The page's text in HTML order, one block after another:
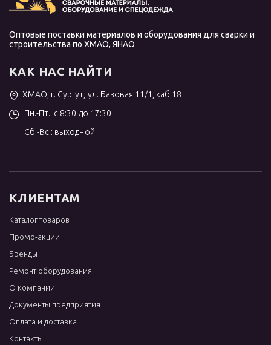
Оптовые поставки материалов и оборудования для сварки и
строительства по ХМАО, ЯНАО
КАК НАС НАЙТИ
ХМАО, г. Сургут, ул. Базовая 11/1, каб.18
Пн.-Пт.: с 8:30 до 17:30
Сб.-Вс.: выходной
КЛИЕНТАМ
Каталог товаров
Промо-акции
Бренды
Ремонт оборудования
О компании
Документы предприятия
Оплата и доставка
Контакты